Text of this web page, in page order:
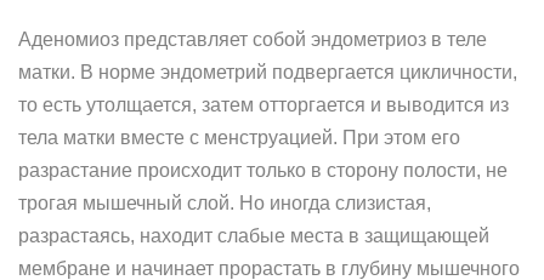
Аденомиоз представляет собой эндометриоз в теле
матки. В норме эндометрий подвергается цикличности,
то есть утолщается, затем отторгается и выводится из
тела матки вместе с менструацией. При этом его
разрастание происходит только в сторону полости, не
трогая мышечный слой. Но иногда слизистая,
разрастаясь, находит слабые места в защищающей
мембране и начинает прорастать в глубину мышечного